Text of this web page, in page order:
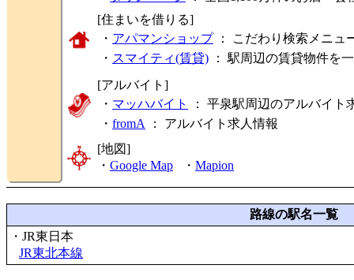
[住まいを借りる]
・ アパマンショップ： こだわり検索メニュ
・ スマイティ(賃貸) ： 駅周辺の賃貸物件を
[アルバイト]
・ マッハバイト
： 平泉駅周辺のアルバイト
・ fromA ： アルバイト求人情報
[地図]
・ Google Map ・ Mapion
路線の駅名一覧
・JR東日本
JR東北本線